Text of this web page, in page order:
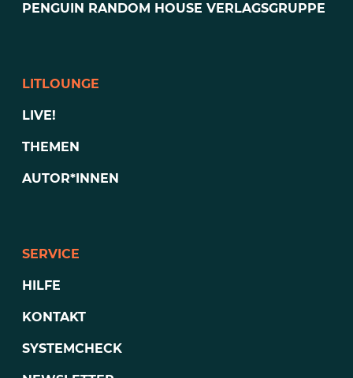
PENGUIN RANDOM HOUSE VERLAGSGRUPPE
LITLOUNGE
LIVE!
THEMEN
AUTOR*INNEN
SERVICE
HILFE
KONTAKT
SYSTEMCHECK